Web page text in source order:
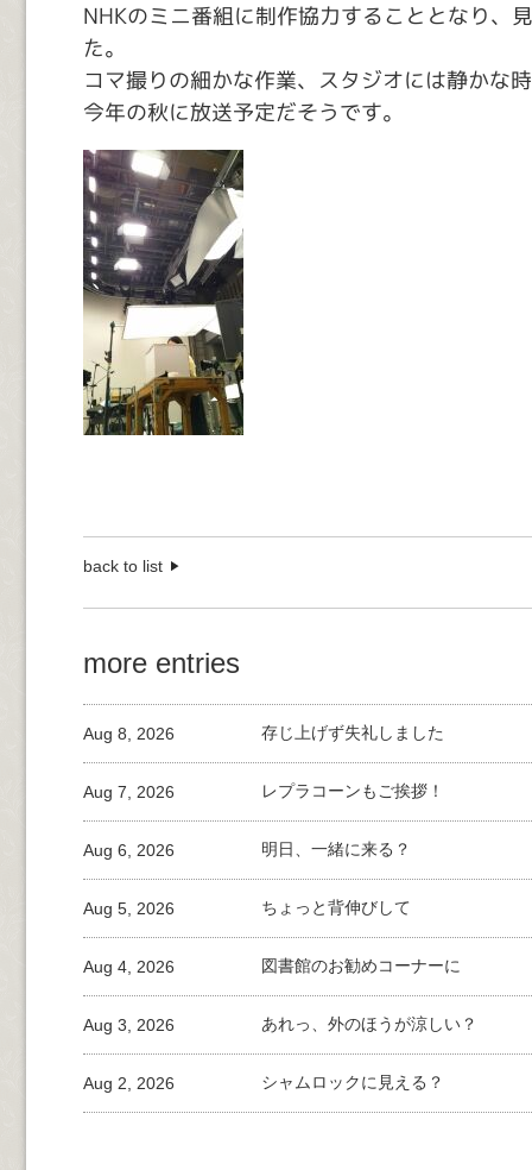
NHKのミニ番組に制作協力することとなり、
た。
コマ撮りの細かな作業、スタジオには静かな
今年の秋に放送予定だそうです。
back to list
more entries
存じ上げず失礼しました
Aug 8, 2026
レプラコーンもご挨拶！
Aug 7, 2026
明日、一緒に来る？
Aug 6, 2026
ちょっと背伸びして
Aug 5, 2026
図書館のお勧めコーナーに
Aug 4, 2026
あれっ、外のほうが涼しい？
Aug 3, 2026
シャムロックに見える？
Aug 2, 2026